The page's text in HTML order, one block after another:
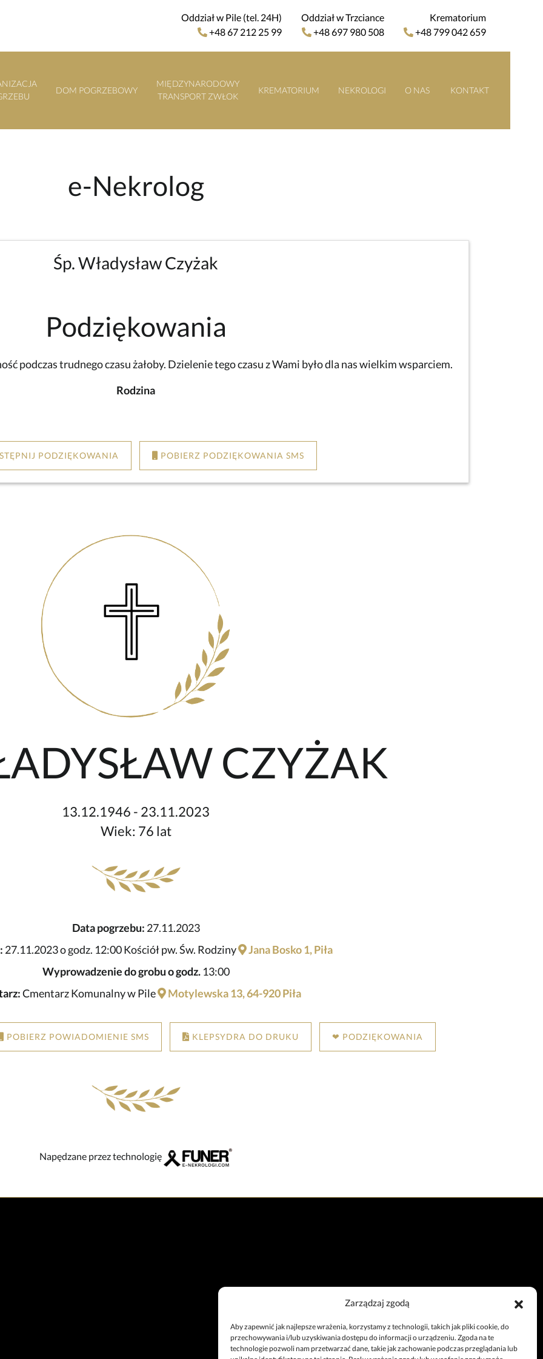
Zarządzaj zgodą
Aby zapewnić jak najlepsze wrażenia, korzystamy z technologii, takich jak pliki cookie, do
przechowywania i/lub uzyskiwania dostępu do informacji o urządzeniu. Zgoda na te
technologie pozwoli nam przetwarzać dane, takie jak zachowanie podczas przeglądania lub
Oddział w Pile (tel. 24H)
+48 67 212 25 99
Oddział w Trzciance
+48 697 980 508
Krematorium
+48 799 042 659
DOM POGRZEBOWY
MIĘDZYNARODOWY
TRANSPORT ZWŁOK
KREMATORIUM NEKROLOGI O NAS KONTAKT
e-Nekrolog
Śp. Władysław Czyżak
Podziękowania
podczas trudnego czasu żałoby. Dzielenie tego czasu z Wami było dla nas wielkim wsparciem.
Rodzina
PODZIĘKOWANIA POBIERZ PODZIĘKOWANIA SMS
CZYŻAK
13.12.1946 - 23.11.2023
Wiek: 76 lat
Data pogrzebu: 27.11.2023
27.11.2023 o godz. 12:00 Kościół pw. Św. Rodziny
Jana Bosko 1, Piła
Wyprowadzenie do grobu o godz.13:00
Cmentarz Komunalny w Pile Motylewska 13, 64-920 Piła
POBIERZ POWIADOMIENIE SMS KLEPSYDRA DO DRUKU ❤ PODZIĘKOWANIA
Napędzane przez technologię
Całodobowy telefon
+48 67 212 25 99